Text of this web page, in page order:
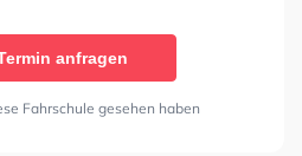
anfragen
Fahrschule gesehen haben